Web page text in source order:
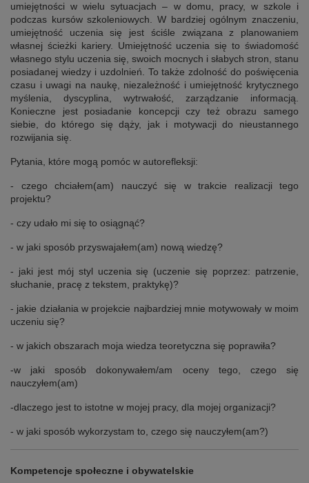
umiejętności w wielu sytuacjach – w domu, pracy, w szkole i
podczas kursów szkoleniowych. W bardziej ogólnym znaczeniu,
umiejętność uczenia się jest ściśle związana z planowaniem
własnej ścieżki kariery. Umiejętność uczenia się to świadomość
własnego stylu uczenia się, swoich mocnych i słabych stron, stanu
posiadanej wiedzy i uzdolnień. To także zdolność do poświęcenia
czasu i uwagi na naukę, niezależność i umiejętność krytycznego
myślenia, dyscyplina, wytrwałość, zarządzanie informacją.
Konieczne jest posiadanie koncepcji czy też obrazu samego
siebie, do którego się dąży, jak i motywacji do nieustannego
rozwijania się.
Pytania, które mogą pomóc w autorefleksji:
- czego chciałem(am) nauczyć się w trakcie realizacji tego
projektu?
- czy udało mi się to osiągnąć?
- w jaki sposób przyswajałem(am) nową wiedzę?
- jaki jest mój styl uczenia się (uczenie się poprzez: patrzenie,
słuchanie, pracę z tekstem, praktykę)?
- jakie działania w projekcie najbardziej mnie motywowały w moim
uczeniu się?
- w jakich obszarach moja wiedza teoretyczna się poprawiła?
-w jaki sposób dokonywałem/am oceny tego, czego się
nauczyłem(am)
-dlaczego jest to istotne w mojej pracy, dla mojej organizacji?
- w jaki sposób wykorzystam to, czego się nauczyłem(am?)
Kompetencje społeczne i obywatelskie